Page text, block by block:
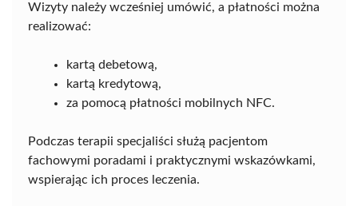
Wizyty należy wcześniej umówić, a płatności można
realizować:
kartą debetową,
kartą kredytową,
za pomocą płatności mobilnych NFC.
Podczas terapii specjaliści służą pacjentom
fachowymi poradami i praktycznymi wskazówkami,
wspierając ich proces leczenia.